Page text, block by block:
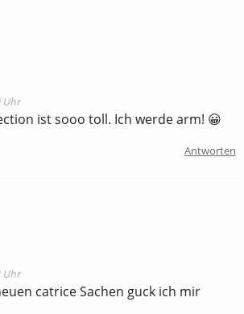
Uhr
ist sooo toll. Ich werde arm! 😀
Antworten
Uhr
catrice Sachen guck ich mir